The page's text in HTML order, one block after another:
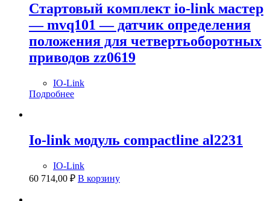
Стартовый комплект io-link мастер
— mvq101 — датчик определения
положения для четвертьоборотных
приводов zz0619
IO-Link
Подробнее
Io-link модуль compactline al2231
IO-Link
60 714,00 ₽ В корзину